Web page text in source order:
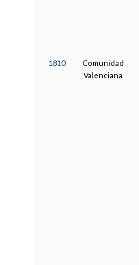
1810
Comunidad
Valenciana